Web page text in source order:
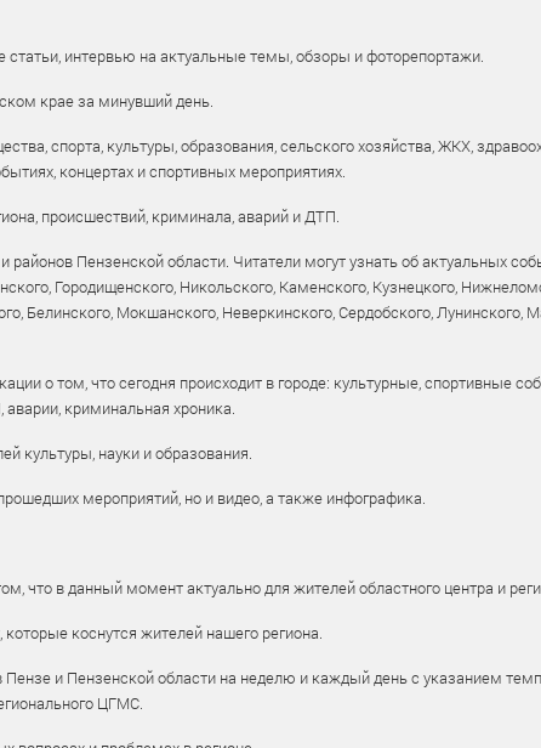
интервью на актуальные темы, обзоры и фоторепортажи.
крае за минувший день.
спорта, культуры, образования, сельского хозяйства, ЖКХ,
концертах и спортивных мероприятиях.
происшествий, криминала, аварий и ДТП.
Пензенской области. Читатели могут узнать об актуальных
Городищенского, Никольского, Каменского, Кузнецкого,
Мокшанского, Неверкинского, Сердобского, Лунинского,
о том, что сегодня происходит в городе: культурные, спортивные
криминальная хроника.
культуры, науки и образования.
мероприятий, но и видео, а также инфографика.
что в данный момент актуально для жителей областного центра и
коснутся жителей нашего региона.
и Пензенской области на неделю и каждый день с указанием
ЦГМС.